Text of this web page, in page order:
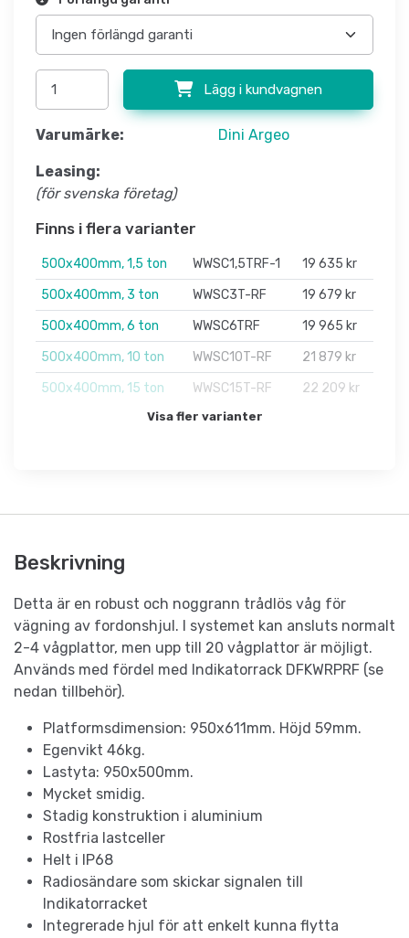
Lägg i kundvagnen
Varumärke: Dini Argeo
Leasing:
(för svenska företag)
Finns i flera varianter
500x400mm, 1,5 ton WWSC1,5TRF-1
19 635 kr
500x400mm, 3 ton
WWSC3T-RF
19 679 kr
500x400mm, 6 ton
WWSC6TRF
19 965 kr
500x400mm, 10 ton
WWSC10T-RF
21 879 kr
500x400mm, 15 ton
WWSC15T-RF 22 209 kr
Visa fler varianter
Beskrivning
Detta är en robust och noggrann trådlös våg för
vägning av fordonshjul. I systemet kan ansluts normalt
2-4 vågplattor, men upp till 20 vågplattor är möjligt.
Används med fördel med Indikatorrack DFKWRPRF (se
nedan tillbehör).
Platformsdimension: 950x611mm. Höjd 59mm.
Egenvikt 46kg.
Lastyta: 950x500mm.
Mycket smidig.
Stadig konstruktion i aluminium
Rostfria lastceller
Helt i IP68
Radiosändare som skickar signalen till
Indikatorracket
Integrerade hjul för att enkelt kunna flytta